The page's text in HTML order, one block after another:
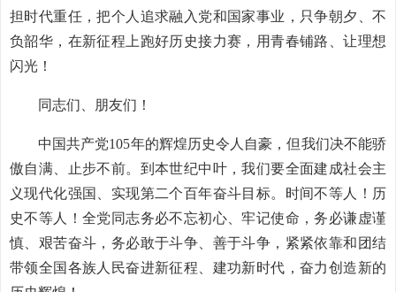
担时代重任，把个人追求融入党和国家事业，只争朝夕、不
负韶华，在新征程上跑好历史接力赛，用青春铺路、让理想
闪光！
同志们、朋友们！
中国共产党105年的辉煌历史令人自豪，但我们决不能骄
傲自满、止步不前。到本世纪中叶，我们要全面建成社会主
义现代化强国、实现第二个百年奋斗目标。时间不等人！历
史不等人！全党同志务必不忘初心、牢记使命，务必谦虚谨
慎、艰苦奋斗，务必敢于斗争、善于斗争，紧紧依靠和团结
带领全国各族人民奋进新征程、建功新时代，奋力创造新的